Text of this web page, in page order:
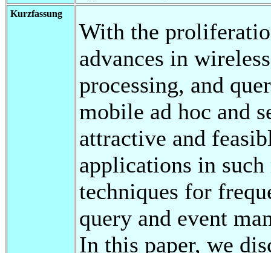
Kurzfassung
With the
advances in
processing, and
mobile ad hoc and
attractive and
applications in
techniques for
query and event
In this paper, we